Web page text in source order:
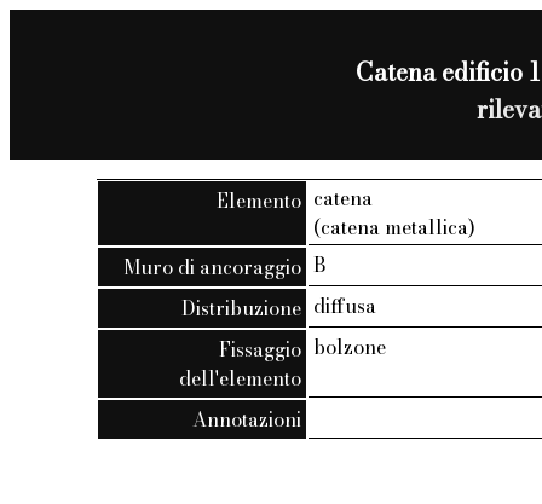
Catena edificio
Elemento catena
(catena metallica)
Muro di ancoraggio B
Distribuzione diffusa
Fissaggio
dell'elemento
bolzone
Annotazioni